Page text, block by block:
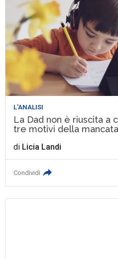
L'ANALISI
La Dad non è riuscita a
tre motivi della
di Licia Landi
Condividi